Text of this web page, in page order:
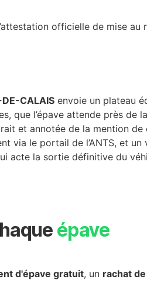
officielle de mise au
DE-CALAIS envoie un plateau
que l’épave attende près de la
et annotée de la mention
via le portail de l’ANTS, et un
acte la sortie définitive du
épave
d'épave gratuit, un rachat